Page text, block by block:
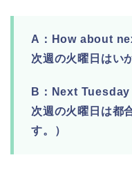
A：How about
次週の火曜日はい
B：Next
次週の火曜日は都
す。）